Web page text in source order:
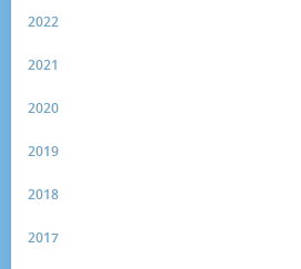
2022
2021
2020
2019
2018
2017